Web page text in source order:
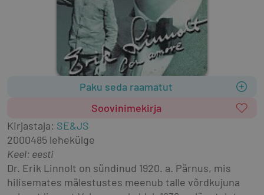
Paku seda raamatut
Soovinimekirja
Kirjastaja: SE&JS
2000485 lehekülge
Keel: eesti
Dr. Erik Linnolt on sündinud 1920. a. Pärnus, mis
hilisemates mälestustes meenub talle võrdkujuna